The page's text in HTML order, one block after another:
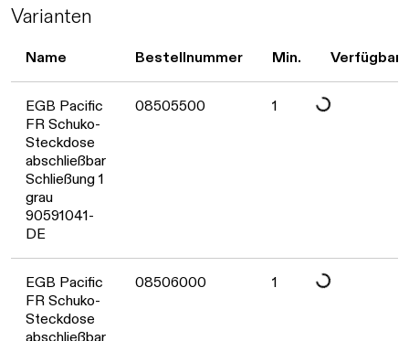
Varianten
Name Bestellnummer Min.
EGB Pacific
FR Schuko-
Steckdose
abschließbar
Schließung 1
grau
90591041-
DE
08505500 1
EGB Pacific
FR Schuko-
Steckdose
abschließbar
08506000 1